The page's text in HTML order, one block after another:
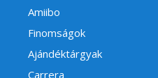
Amiibo
Finomságok
Ajándéktárgyak
Carrera